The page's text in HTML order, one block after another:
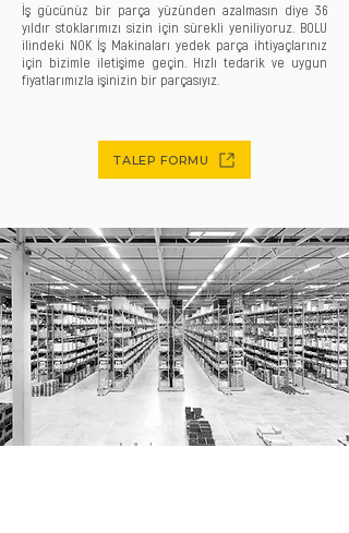
İş gücünüz bir parça yüzünden azalmasın diye 36
yıldır stoklarımızı sizin için sürekli yeniliyoruz. BOLU
ilindeki NOK İş Makinaları yedek parça ihtiyaçlarınız
için bizimle iletişime geçin. Hızlı tedarik ve uygun
fiyatlarımızla işinizin bir parçasıyız.
TALEP FORMU